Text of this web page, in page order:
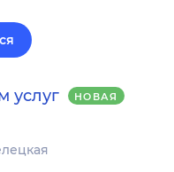
услуг НОВАЯ